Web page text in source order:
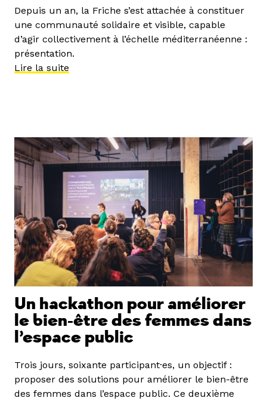
Depuis un an, la Friche s’est attachée à constituer
une communauté solidaire et visible, capable
d’agir collectivement à l’échelle méditerranéenne :
présentation.
Lire la suite
Un hackathon pour améliorer
le bien-être des femmes dans
l’espace public
Trois jours, soixante participant·es, un objectif :
proposer des solutions pour améliorer le bien-être
des femmes dans l’espace public. Ce deuxième